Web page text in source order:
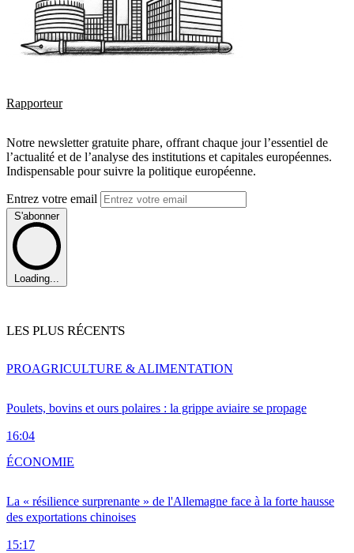
Rapporteur
Notre newsletter gratuite phare, offrant chaque jour l’essentiel de
l’actualité et de l’analyse des institutions et capitales européennes.
Indispensable pour suivre la politique européenne.
Entrez votre email
S'abonner
Loading...
LES PLUS RÉCENTS
Poulets, bovins et ours polaires : la grippe aviaire se propage
16:04
PROAGRICULTURE & ALIMENTATION
La « résilience surprenante » de l'Allemagne face à la forte hausse
des exportations chinoises
15:17
ÉCONOMIE